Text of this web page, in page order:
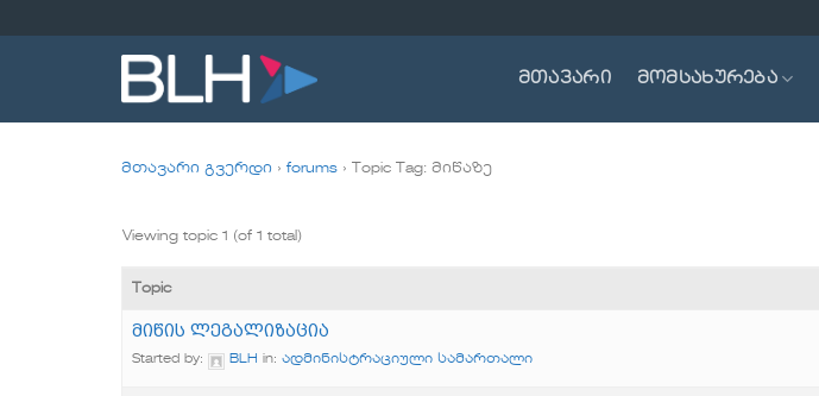
to
მთავარი მომსახურება
მთავარი გვერდი › forums › Topic Tag: მიწაზე
Viewing topic 1 (of 1 total)
Topic
მიწის ლეგალიზაცია
Started by: BLH in: ადმინისტრაციული სამართალი